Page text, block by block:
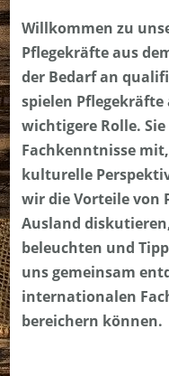
Willkommen zu
Pflegekräfte aus
der Bedarf an
spielen
wichtigere Rolle.
Fachkenntnisse
kulturelle
wir die Vorteile von
Ausland
beleuchten und
uns gemeinsam
internationalen
bereichern können.